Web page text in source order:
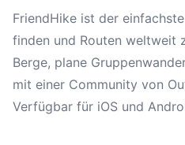
FriendHike ist der
finden und Routen weltweit
Berge, plane
mit einer Community von
Verfügbar für iOS und